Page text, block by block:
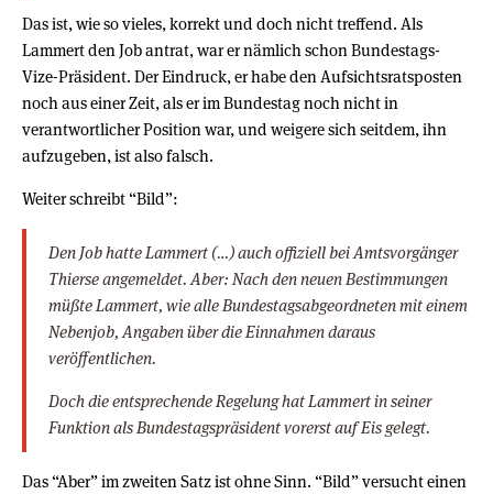
Das ist, wie so vieles, korrekt und doch nicht treffend. Als
Lammert den Job antrat, war er nämlich schon Bundestags-
Vize-Präsident. Der Eindruck, er habe den Aufsichtsratsposten
noch aus einer Zeit, als er im Bundestag noch nicht in
verantwortlicher Position war, und weigere sich seitdem, ihn
aufzugeben, ist also falsch.
Weiter schreibt “Bild”:
Den Job hatte Lammert (…) auch offiziell bei Amtsvorgänger
Thierse angemeldet. Aber: Nach den neuen Bestimmungen
müßte Lammert, wie alle Bundestagsabgeordneten mit einem
Nebenjob, Angaben über die Einnahmen daraus
veröffentlichen.
Doch die entsprechende Regelung hat Lammert in seiner
Funktion als Bundestagspräsident vorerst auf Eis gelegt.
Das “Aber” im zweiten Satz ist ohne Sinn. “Bild” versucht einen